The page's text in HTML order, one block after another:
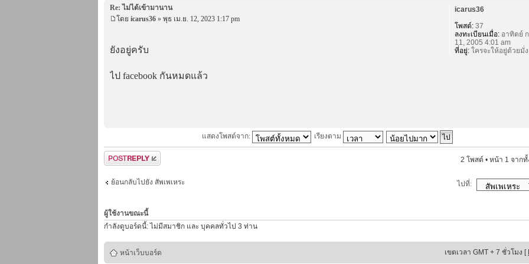
Re: ไม่ได้เข้ามานาน
โดย icarus36 » พุธ เม.ย. 12, 2023 1:17 pm
ยังอยู่ครับ
ไป facebook กันหมดแล้ว
icarus36
โพสต์:37
ลงทะเบียนเมื่อ:อาทิตย์ ก
11, 2005 4:01 am
ที่อยู่:ใครจะให้อยู่ด้วยมั่ง
แสดงโพสต์จาก: เรียงตาม
ตอบกระทู้ 2 โพสต์ • หน้า 1 จาก
ย้อนกลับไปยัง สัพเพเหระ ไปที่:
ผู้ใช้งานขณะนี้
กำลังดูบอร์ดนี้: ไม่มีสมาชิก และ บุคคลทั่วไป 3 ท่าน
หน้าเว็บบอร์ด เขตเวลา GMT + 7 ชั่วโมง [